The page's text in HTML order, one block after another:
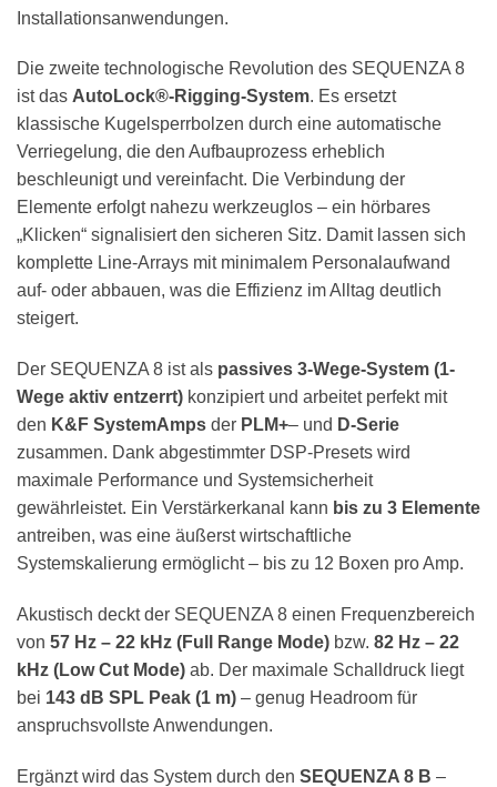
Installationsanwendungen.
Die zweite technologische Revolution des SEQUENZA 8
ist das AutoLock®-Rigging-System. Es ersetzt
klassische Kugelsperrbolzen durch eine automatische
Verriegelung, die den Aufbauprozess erheblich
beschleunigt und vereinfacht. Die Verbindung der
Elemente erfolgt nahezu werkzeuglos – ein hörbares
„Klicken“ signalisiert den sicheren Sitz. Damit lassen sich
komplette Line-Arrays mit minimalem Personalaufwand
auf- oder abbauen, was die Effizienz im Alltag deutlich
steigert.
Der SEQUENZA 8 ist als passives 3-Wege-System (1-
Wege aktiv entzerrt) konzipiert und arbeitet perfekt mit
den K&F SystemAmps der PLM+– und D-Serie
zusammen. Dank abgestimmter DSP-Presets wird
maximale Performance und Systemsicherheit
gewährleistet. Ein Verstärkerkanal kann bis zu 3 Elemente
antreiben, was eine äußerst wirtschaftliche
Systemskalierung ermöglicht – bis zu 12 Boxen pro Amp.
Akustisch deckt der SEQUENZA 8 einen Frequenzbereich
von 57 Hz – 22 kHz (Full Range Mode) bzw. 82 Hz – 22
kHz (Low Cut Mode) ab. Der maximale Schalldruck liegt
bei 143 dB SPL Peak (1 m) – genug Headroom für
anspruchsvollste Anwendungen.
Ergänzt wird das System durch den SEQUENZA 8 B –